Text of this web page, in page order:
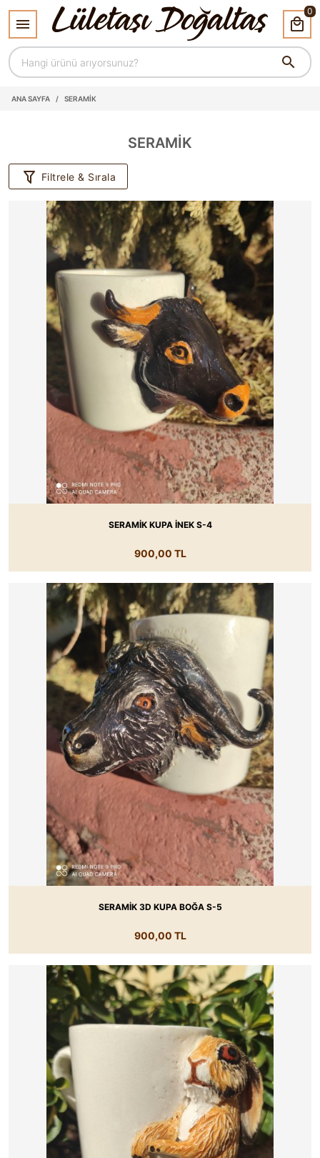
0
ANA SAYFA / SERAMİK
SERAMİK
Filtrele & Sırala
SERAMİK KUPA İNEK S-4
900,00 TL
SERAMİK 3D KUPA BOĞA S-5
900,00 TL